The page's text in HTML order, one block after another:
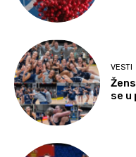
VESTI
se u